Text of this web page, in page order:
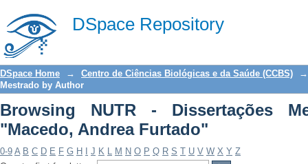
DSpace Repository
Browsing NUTR - Dissertações
DSpace Home → Centro de Ciências Biológicas e da Saúde (CCBS)
→
Mestrado by Author
Browsing NUTR - Dissertações
"Macedo, Andrea Furtado"
0-9 A B C D E F G H J K L M N O P Q R S T U V W X Y Z